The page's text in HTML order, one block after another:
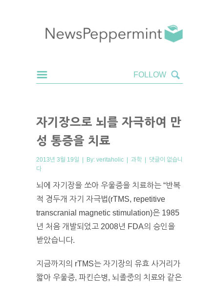
자기장으로 뇌를 자극하여 만
성 통증을 치료
2013년 3월 19일 | By: veritaholic | 과학 | 댓글이 없습니
다
뇌에 자기장을 쏘아 우울증을 치료하는 “반복
적 경두개 자기 자극법(rTMS, repetitive
transcranial magnetic stimulation)은 1985
년 처음 개발되었고 2008년 FDA의 승인을
받았습니다.
지금까지의 rTMS는 자기장의 유효 사거리가
짧아 우울증, 파킨슨병, 뇌졸중의 치료와 같은